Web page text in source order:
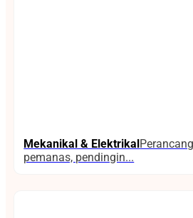
Mekanikal & Elektrikal
pemanas, pendingin...